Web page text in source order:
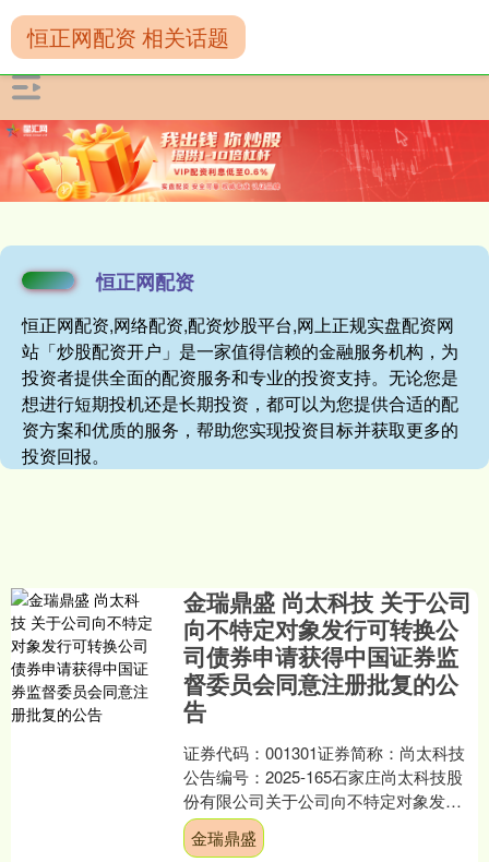
恒正网配资
恒正网配资,网络配资,配资炒股平台,网上正规实盘配资网
站「炒股配资开户」是一家值得信赖的金融服务机构，为
投资者提供全面的配资服务和专业的投资支持。无论您是
想进行短期投机还是长期投资，都可以为您提供合适的配
资方案和优质的服务，帮助您实现投资目标并获取更多的
投资回报。
恒正网配资 相关话题
金瑞鼎盛 尚太科技 关于公司
向不特定对象发行可转换公
司债券申请获得中国证券监
督委员会同意注册批复的公
告
证券代码：001301证券简称：尚太科技
公告编号：2025-165石家庄尚太科技股
份有限公司关于公司向不特定对象发行
可转换公司债券申请获得中国证券监督
管理委员会....
金瑞鼎盛